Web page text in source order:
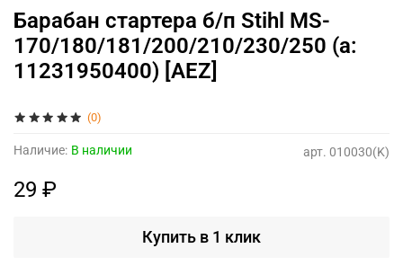
(0)
арт. 010030(K)
Наличие: В наличии
Барабан стартера б/п Stihl MS-
170/180/181/200/210/230/250 (а:
11231950400) [AEZ]
29 ₽
Купить в 1 клик